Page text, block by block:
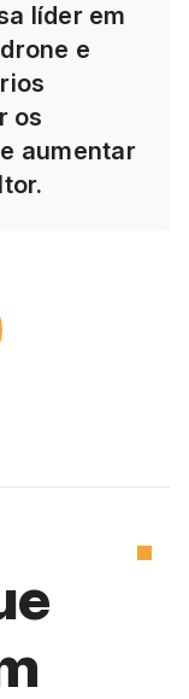
líder em
e
os
aumentar